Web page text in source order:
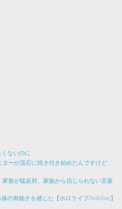
ないのに
ーが流石に焼き付き始めたんですけど、
族が猛反対。家族から信じられない言葉
の有能さを感じた【ホロライブ/hololive】